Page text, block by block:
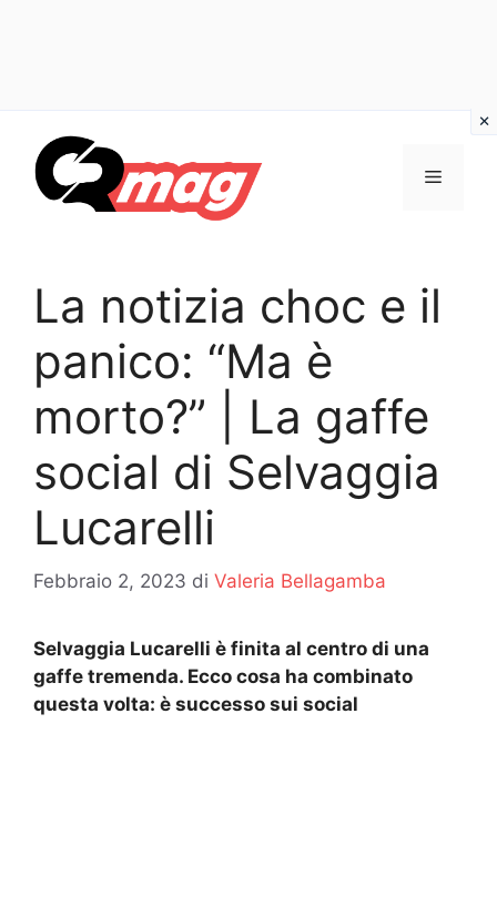
contenuto
Menu
La notizia choc e il
panico: “Ma è
morto?” | La gaffe
social di Selvaggia
Lucarelli
Febbraio 2, 2023 di Valeria Bellagamba
Selvaggia Lucarelli è finita al centro di una
gaffe tremenda. Ecco cosa ha combinato
questa volta: è successo sui social